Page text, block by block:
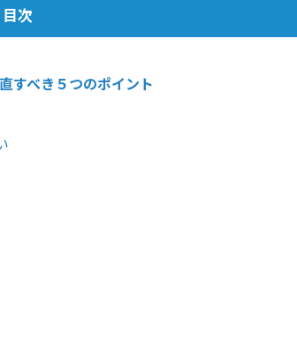
目次
すべき５つのポイント